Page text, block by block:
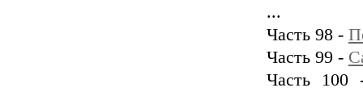
...
Часть 98 -
Часть 99 -
Часть